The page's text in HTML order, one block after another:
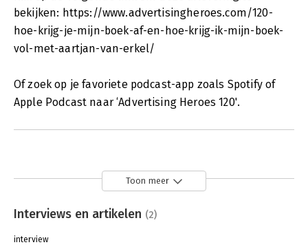
bekijken: https://www.advertisingheroes.com/120-
hoe-krijg-je-mijn-boek-af-en-hoe-krijg-ik-mijn-boek-
vol-met-aartjan-van-erkel/
Of zoek op je favoriete podcast-app zoals Spotify of
Apple Podcast naar ‘Advertising Heroes 120'.
Toon meer
Interviews en artikelen (2)
interview